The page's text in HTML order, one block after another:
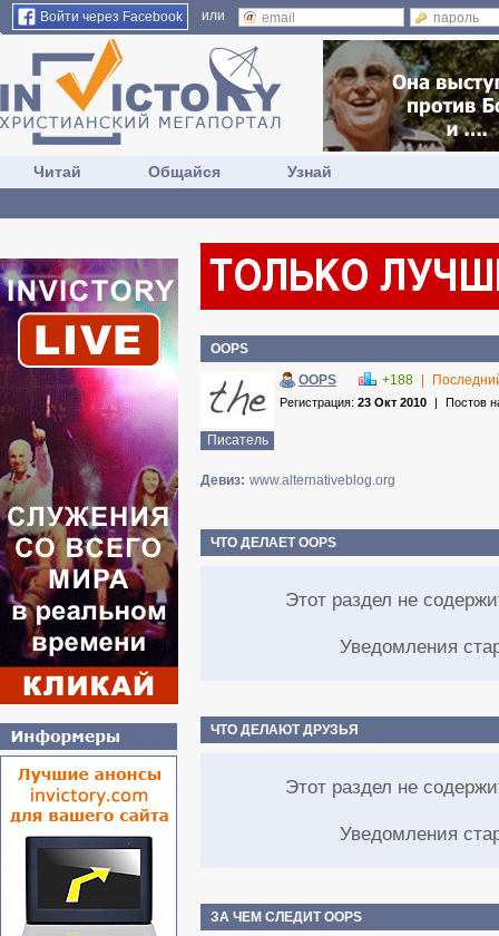
Войти через Facebook или
Читай Общайся Узнай
OOPS
Писатель
OOPS +188
Регистрация: 23 Окт 2010 | Постов
Девиз: www.alternativeblog.org
ЧТО ДЕЛАЕТ OOPS
Этот раздел не
Уведомления
ЧТО ДЕЛАЮТ ДРУЗЬЯ
Этот раздел не
Уведомления
ЗА ЧЕМ СЛЕДИТ OOPS